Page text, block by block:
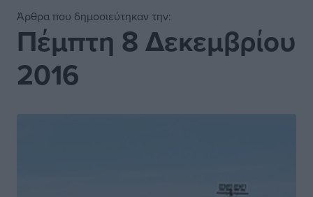
Άρθρα που δημοσιεύτηκαν την:
Πέμπτη 8 Δεκεμβρίου
2016